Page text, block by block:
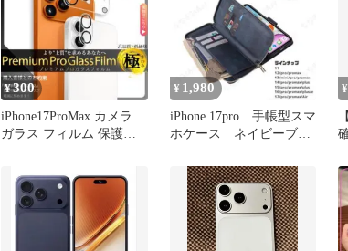
¥300
iPhone17ProMax カメラ
ガラス フィルム 保護
¥ 1,980
iPhone 17pro 手帳型スマ
ホケース ネイビーブル
¥